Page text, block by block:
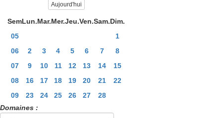
Aujourd'hui
SemLun.Mar.Mer.Jeu.Ven.Sam.Dim.
05
1
06
2 3 4 5 6 7
8
07
9 10 11 12 13 14
15
08
16 17 18 19 20 21
22
09
23 24 25 26 27
28
Domaines :